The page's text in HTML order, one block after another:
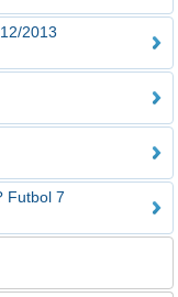
2013
Futbol 7